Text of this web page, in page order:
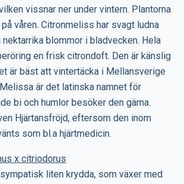
vissnar ner under vintern. Plantorna
våren. Citronmeliss har svagt ludna
blommor i bladvecken. Hela
en frisk citrondoft. Den är känslig
är bäst att vintertäcka i Mellansverige
är det latinska namnet för
bi och humlor besöker den gärna.
Hjärtansfröjd, eftersom den inom
som bl.a hjärtmedicin.
x citriodorus
liten krydda, som växer med